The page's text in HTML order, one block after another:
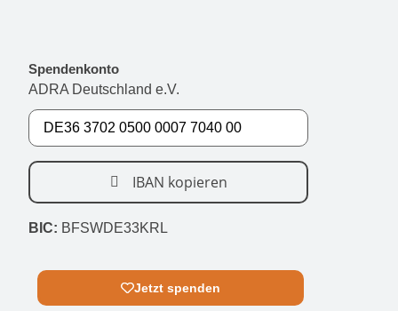
Spendenkonto
ADRA Deutschland e.V.
IBAN kopieren
BIC: BFSWDE33KRL
Jetzt spenden